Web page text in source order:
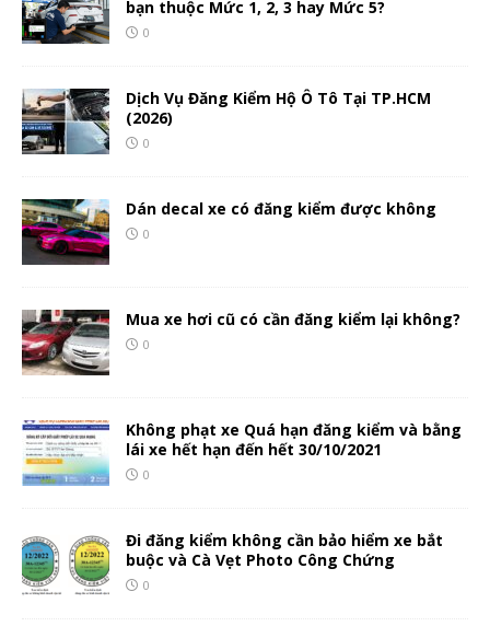
bạn thuộc Mức 1, 2, 3 hay Mức 5?
0
Dịch Vụ Đăng Kiểm Hộ Ô Tô Tại TP.HCM
(2026)
0
Dán decal xe có đăng kiểm được không
0
Mua xe hơi cũ có cần đăng kiểm lại không?
0
Không phạt xe Quá hạn đăng kiểm và bằng
lái xe hết hạn đến hết 30/10/2021
0
Đi đăng kiểm không cần bảo hiểm xe bắt
buộc và Cà Vẹt Photo Công Chứng
0